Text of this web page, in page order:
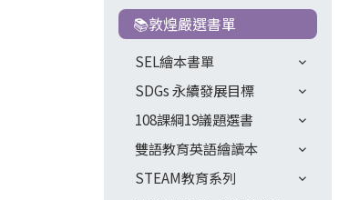
📚敦煌嚴選書單
SEL繪本書單
SDGs 永續發展目標
108課綱19議題選書
雙語教育英語繪讀本
STEAM教育系列